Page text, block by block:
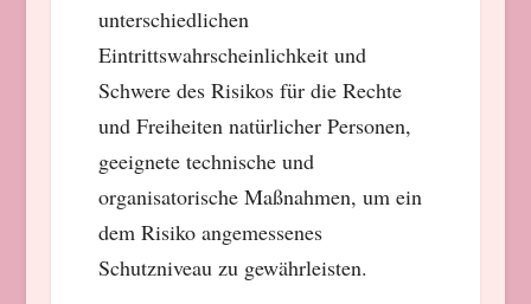
unterschiedlichen
Eintrittswahrscheinlichkeit und
Schwere des Risikos für die Rechte
und Freiheiten natürlicher Personen,
geeignete technische und
organisatorische Maßnahmen, um ein
dem Risiko angemessenes
Schutzniveau zu gewährleisten.